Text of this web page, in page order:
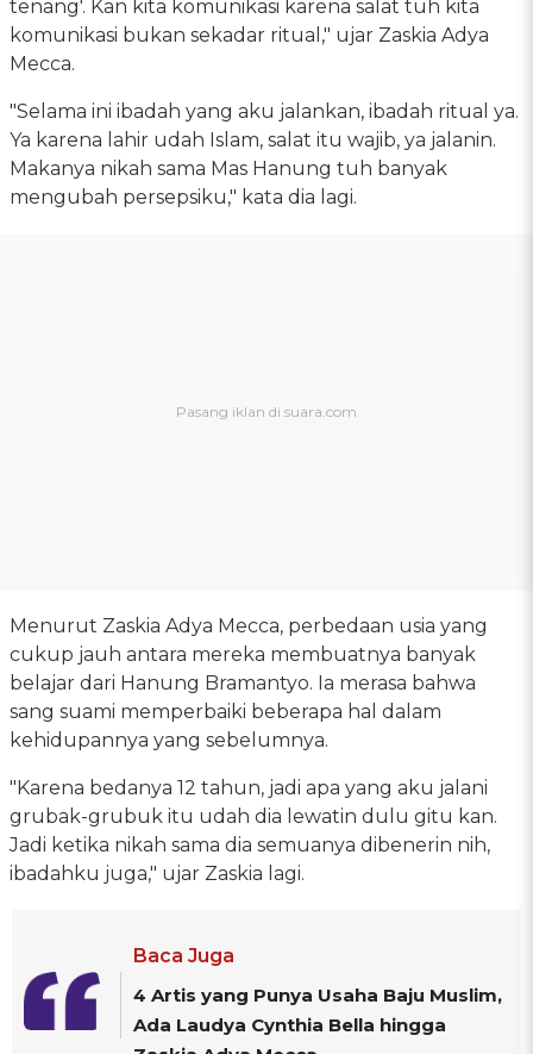
tenang'. Kan kita komunikasi karena salat tuh kita
komunikasi bukan sekadar ritual," ujar Zaskia Adya
Mecca.
"Selama ini ibadah yang aku jalankan, ibadah ritual ya.
Ya karena lahir udah Islam, salat itu wajib, ya jalanin.
Makanya nikah sama Mas Hanung tuh banyak
mengubah persepsiku," kata dia lagi.
Menurut Zaskia Adya Mecca, perbedaan usia yang
cukup jauh antara mereka membuatnya banyak
belajar dari Hanung Bramantyo. Ia merasa bahwa
sang suami memperbaiki beberapa hal dalam
kehidupannya yang sebelumnya.
"Karena bedanya 12 tahun, jadi apa yang aku jalani
grubak-grubuk itu udah dia lewatin dulu gitu kan.
Jadi ketika nikah sama dia semuanya dibenerin nih,
ibadahku juga," ujar Zaskia lagi.
Baca Juga
4 Artis yang Punya Usaha Baju Muslim,
Ada Laudya Cynthia Bella hingga